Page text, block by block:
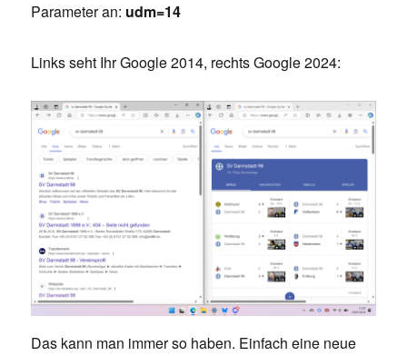
Parameter an: udm=14
Links seht Ihr Google 2014, rechts Google 2024:
Das kann man immer so haben. Einfach eine neue